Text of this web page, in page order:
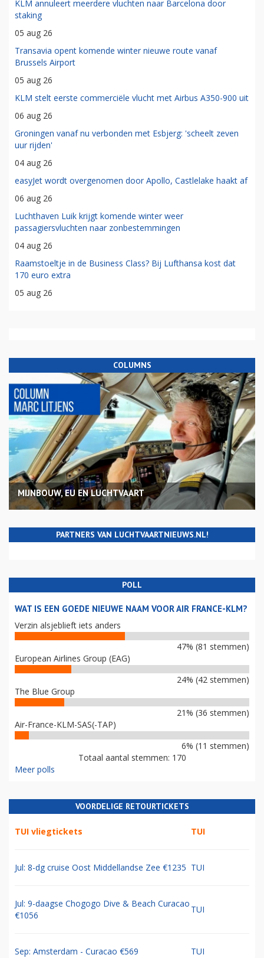
KLM annuleert meerdere vluchten naar Barcelona door
staking
05 aug 26
Transavia opent komende winter nieuwe route vanaf
Brussels Airport
05 aug 26
KLM stelt eerste commerciële vlucht met Airbus A350-900 uit
06 aug 26
Groningen vanaf nu verbonden met Esbjerg: 'scheelt zeven
uur rijden'
04 aug 26
easyJet wordt overgenomen door Apollo, Castlelake haakt af
06 aug 26
Luchthaven Luik krijgt komende winter weer
passagiersvluchten naar zonbestemmingen
04 aug 26
Raamstoeltje in de Business Class? Bij Lufthansa kost dat
170 euro extra
05 aug 26
COLUMNS
MIJNBOUW, EU EN LUCHTVAART
PARTNERS VAN LUCHTVAARTNIEUWS.NL!
POLL
WAT IS EEN GOEDE NIEUWE NAAM VOOR AIR FRANCE-KLM?
Verzin alsjeblieft iets anders
47% (81 stemmen)
European Airlines Group (EAG)
24% (42 stemmen)
The Blue Group
21% (36 stemmen)
Air-France-KLM-SAS(-TAP)
6% (11 stemmen)
Totaal aantal stemmen: 170
Meer polls
VOORDELIGE RETOURTICKETS
TUI vliegtickets TUI
Jul: 8-dg cruise Oost Middellandse Zee €1235 TUI
Jul: 9-daagse Chogogo Dive & Beach Curacao
€1056
TUI
Sep: Amsterdam - Curacao €569 TUI